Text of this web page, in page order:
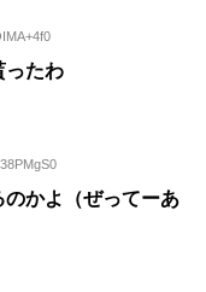
ったわ
かよ（ぜってーあ